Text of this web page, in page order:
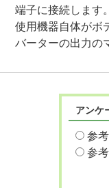
端子に接続します。
使用機器自体がボ
バーターの出力の
アンケ
参
参